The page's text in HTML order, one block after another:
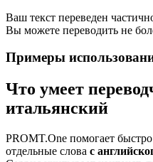
Ваш текст переведен
Вы можете переводить не
Примеры
Что умеет
итальянский
PROMT.One помогает
отдельные слова с